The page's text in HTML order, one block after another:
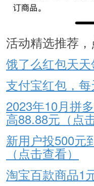
活动精选推荐
饿了么红包天天
支付宝红包，每
2023年10月拼
高88.88元（点
新用户投500元
（点击查看）
淘宝百款商品1